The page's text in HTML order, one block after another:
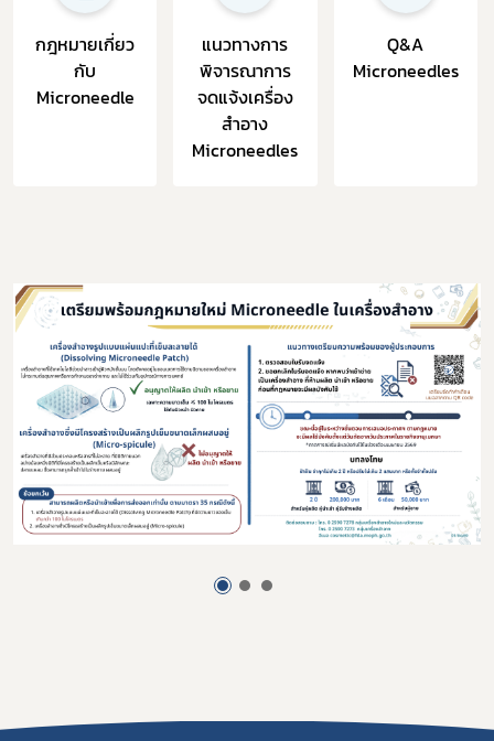
กฎหมายเกี่ยว
กับ
Microneedle
แนวทางการ
พิจารณาการ
จดแจ้งเครื่อง
สำอาง
Microneedles
Q&A
Microneedles
Subscribe
เลือกหัวข้อที่ท่านต้องการ Subscribe
กฎหมาย